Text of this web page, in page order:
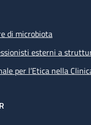
di microbiota
esterni a
per l’Etica nella